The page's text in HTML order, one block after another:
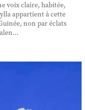
voix claire, habitée,
appartient à cette
non par éclats